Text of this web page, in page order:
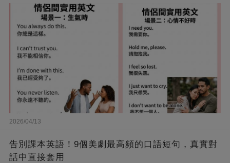
2026/04/13
告別課本英語！9個美劇最高頻的口語短句，真實對
話中直接套用